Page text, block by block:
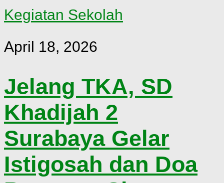
Kegiatan Sekolah
April 18, 2026
Jelang TKA, SD
Khadijah 2
Surabaya Gelar
Istigosah dan Doa